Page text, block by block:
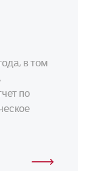
в том
по